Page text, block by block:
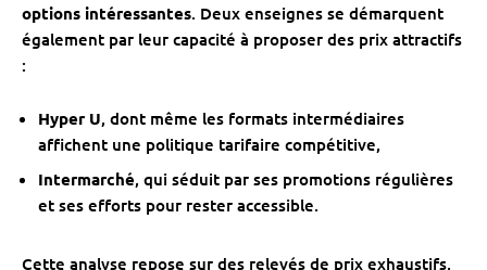
options intéressantes. Deux enseignes se démarquent
également par leur capacité à proposer des prix attractifs
:
Hyper U, dont même les formats intermédiaires
affichent une politique tarifaire compétitive,
Intermarché, qui séduit par ses promotions régulières
et ses efforts pour rester accessible.
Cette analyse repose sur des relevés de prix exhaustifs,